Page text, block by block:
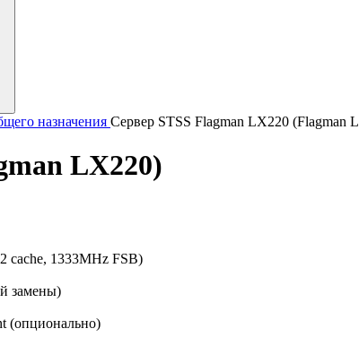
назначения Сервер STSS Flagman LX220 (Flagman
LX220)
cache, 1333MHz FSB)
замены)
(опционально)